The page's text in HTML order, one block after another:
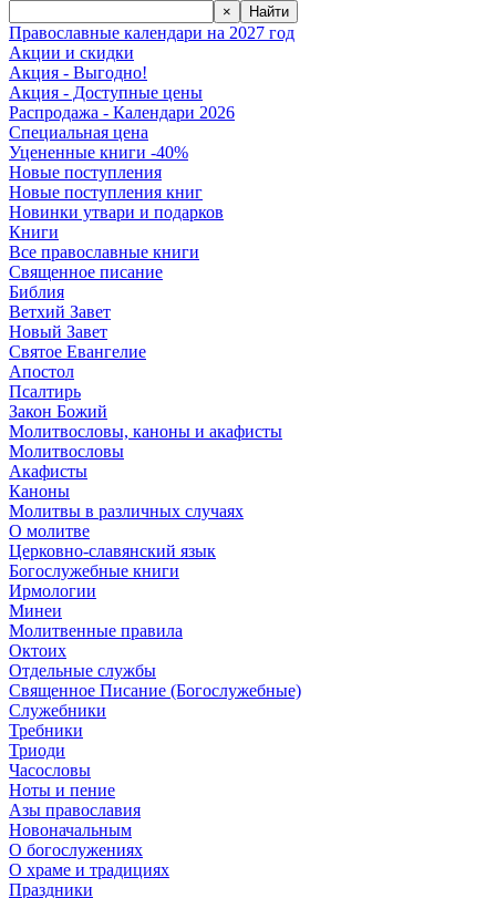
× Найти
Православные календари на 2027 год
Акции и скидки
Акция - Выгодно!
Акция - Доступные цены
Распродажа - Календари 2026
Специальная цена
Уцененные книги -40%
Новые поступления
Новые поступления книг
Новинки утвари и подарков
Книги
Все православные книги
Священное писание
Библия
Ветхий Завет
Новый Завет
Святое Евангелие
Апостол
Псалтирь
Закон Божий
Молитвословы, каноны и акафисты
Молитвословы
Акафисты
Каноны
Молитвы в различных случаях
О молитве
Церковно-славянский язык
Богослужебные книги
Ирмологии
Минеи
Молитвенные правила
Октоих
Отдельные службы
Священное Писание (Богослужебные)
Служебники
Требники
Триоди
Часословы
Ноты и пение
Азы православия
Новоначальным
О богослужениях
О храме и традициях
Праздники